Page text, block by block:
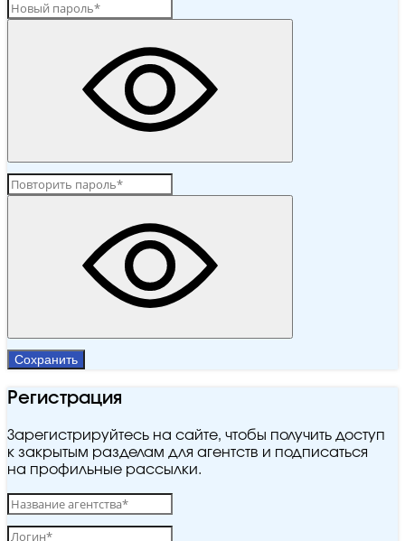
Сохранить
Регистрация
Зарегистрируйтесь на сайте, чтобы получить доступ
к закрытым разделам для агентств и подписаться
на профильные рассылки.